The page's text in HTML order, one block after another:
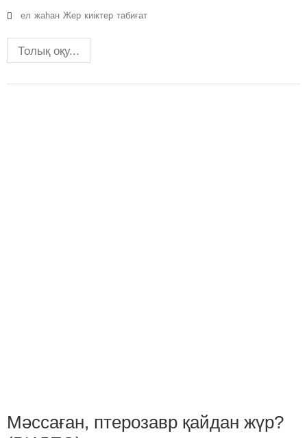
ел жаһан Жер киіктер табиғат
Толық оқу...
Мәссаған, птерозавр қайдан жүр?